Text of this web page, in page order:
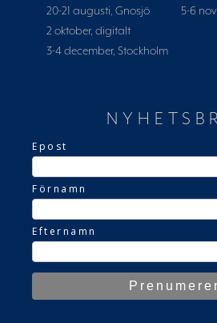
20-21 augusti, Gnosjö
2 oktober, digitalt
3-4 december, Stockholm
5-6
Epost
Förnamn
Efternamn